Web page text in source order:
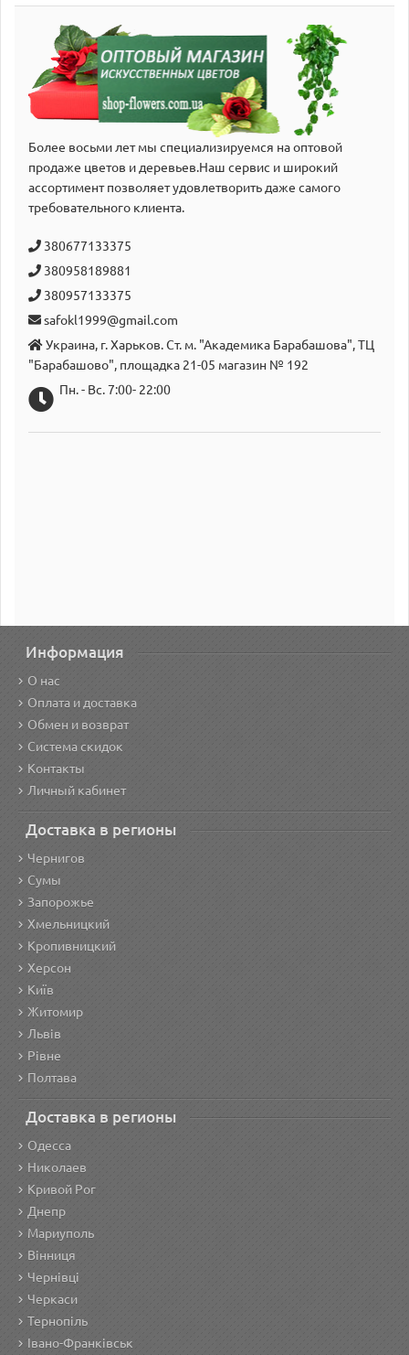
Более восьми лет мы специализируемся на оптовой
продаже цветов и деревьев.Наш сервис и широкий
аcсортимент позволяет удовлетворить даже самого
требовательного клиента.
380677133375
380958189881
380957133375
safokl1999@gmail.com
Украина, г. Харьков. Ст. м. "Академика Барабашова", ТЦ
"Барабашово", площадка 21-05 магазин № 192
Пн. - Вс. 7:00- 22:00
Информация
О нас
Оплата и доставка
Обмен и возврат
Система скидок
Контакты
Личный кабинет
Доставка в регионы
Чернигов
Сумы
Запорожье
Хмельницкий
Кропивницкий
Херсон
Київ
Житомир
Львів
Рівне
Полтава
Доставка в регионы
Одесса
Николаев
Кривой Рог
Днепр
Мариуполь
Вінниця
Чернівці
Черкаси
Тернопіль
Івано-Франківськ